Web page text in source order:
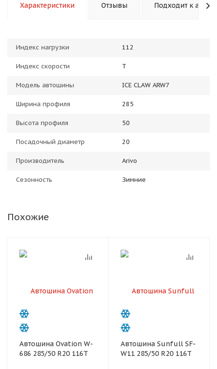
Характеристики Отзывы Подходит к авто
Индекс нагрузки 112
Индекс скорости T
Модель автошины ICE CLAW ARW7
Ширина профиля 285
Высота профиля 50
Посадочный диаметр 20
Производитель Arivo
Сезонность Зимние
Похожие
Автошина Ovation W-
686 285/50 R20 116T
Автошина Sunfull SF-
W11 285/50 R20 116T